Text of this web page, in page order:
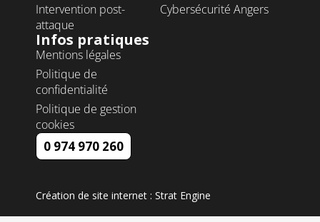
Intervention post-
attaque
Cybersécurité Angers
Infos pratiques
Mentions légales
Politique de
confidentialité
Politique de gestion
cookies
0 974 970 260
Création de site internet : Strat Engine